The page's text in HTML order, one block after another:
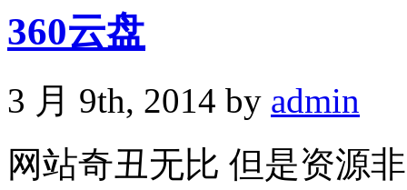
360云盘
3 月 9th, 2014 by admin
网站奇丑无比 但是资源